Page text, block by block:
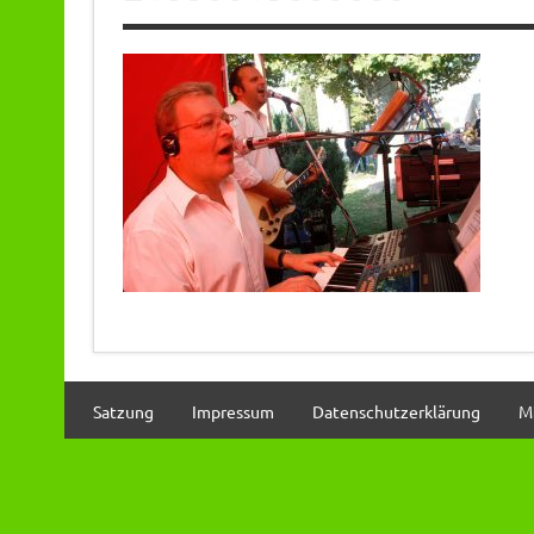
Satzung Impressum Datenschutzerklärung